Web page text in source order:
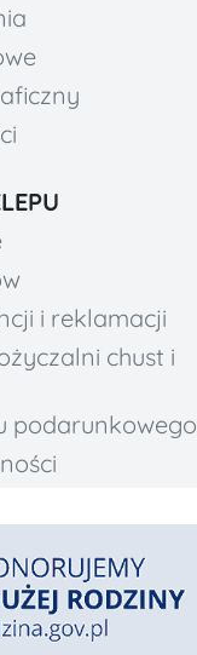
i reklamacji
chust i
podarunkowego